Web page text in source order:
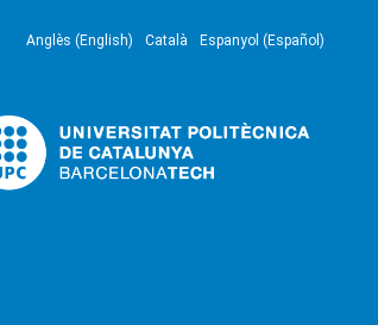
Anglès (English) Català Espanyol (Español)